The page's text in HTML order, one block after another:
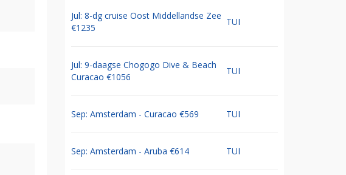
Jul: 8-dg cruise Oost Middellandse Zee
€1235
TUI
Jul: 9-daagse Chogogo Dive & Beach
Curacao €1056
TUI
Sep: Amsterdam - Curacao €569 TUI
Sep: Amsterdam - Aruba €614 TUI